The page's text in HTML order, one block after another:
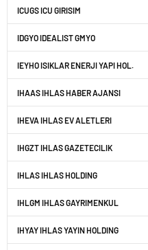
ICUGS ICU GIRISIM
IDGYO IDEALIST GMYO
IEYHO ISIKLAR ENERJI YAPI HOL.
IHAAS IHLAS HABER AJANSI
IHEVA IHLAS EV ALETLERI
IHGZT IHLAS GAZETECILIK
IHLAS IHLAS HOLDING
IHLGM IHLAS GAYRIMENKUL
IHYAY IHLAS YAYIN HOLDING